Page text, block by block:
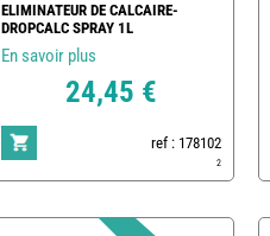
ELIMINATEUR DE CALCAIRE-
DROPCALC SPRAY 1L
En savoir plus
24,45 €
ref : 178102
2